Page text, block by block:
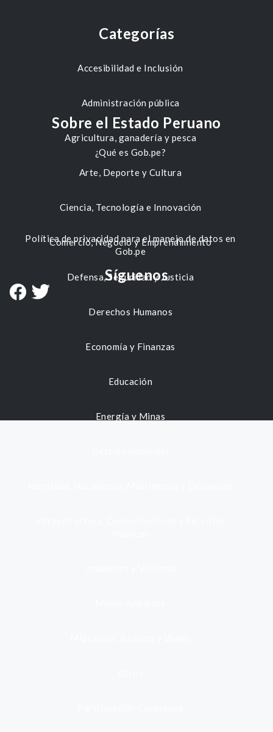
Categorías
Accesibilidad e Inclusión
Administración pública
Agricultura, ganadería y pesca
Arte, Deporte y Cultura
Ciencia, Tecnología e Innovación
Comercio, Negocio y Emprendimiento
Defensa, Seguridad y Justicia
Derechos Humanos
Economía y Finanzas
Educación
Energía y Minas
Sobre el Estado Peruano
¿Qué es Gob.pe?
Política de privacidad para el manejo de datos en
Gob.pe
Síguenos